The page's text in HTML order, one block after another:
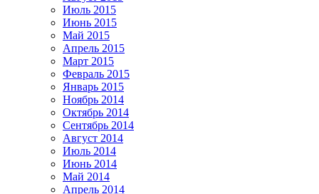
Июль 2015
Июнь 2015
Май 2015
Апрель 2015
Март 2015
Февраль 2015
Январь 2015
Ноябрь 2014
Октябрь 2014
Сентябрь 2014
Август 2014
Июль 2014
Июнь 2014
Май 2014
Апрель 2014